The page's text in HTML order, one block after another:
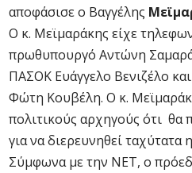
αποφάσισε ο Βαγγέλης
Ο κ. Μεϊμαράκης είχε
πρωθυπουργό Αντώνη
ΠΑΣΟΚ Ευάγγελο Βενιζέλο
Φώτη Κουβέλη. Ο κ.
πολιτικούς αρχηγούς ότι θα
για να διερευνηθεί ταχύτατα
Σύμφωνα με την ΝΕΤ, ο